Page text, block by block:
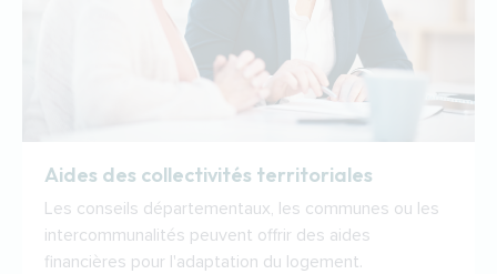
Aides des collectivités territoriales
Les conseils départementaux, les communes ou les
intercommunalités peuvent offrir des aides
financières pour l'adaptation du logement.